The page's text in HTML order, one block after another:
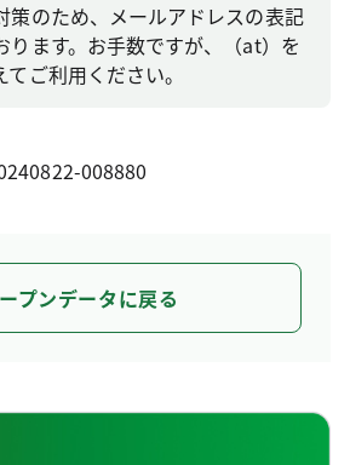
策のため、メールアドレスの表記
ります。お手数ですが、（at）を
ご利用ください。
008880
プンデータに戻る